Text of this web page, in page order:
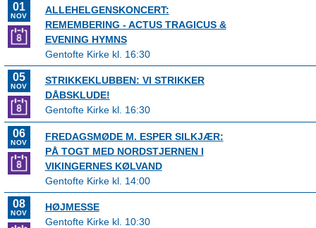
01
NOV
ALLEHELGENSKONCERT:
REMEMBERING - ACTUS TRAGICUS &
EVENING HYMNS
Gentofte Kirke kl. 16:30
05
NOV
STRIKKEKLUBBEN: VI STRIKKER
DÅBSKLUDE!
Gentofte Kirke kl. 16:30
06
NOV
FREDAGSMØDE M. ESPER SILKJÆR:
PÅ TOGT MED NORDSTJERNEN I
VIKINGERNES KØLVAND
Gentofte Kirke kl. 14:00
08
NOV
HØJMESSE
Gentofte Kirke kl. 10:30